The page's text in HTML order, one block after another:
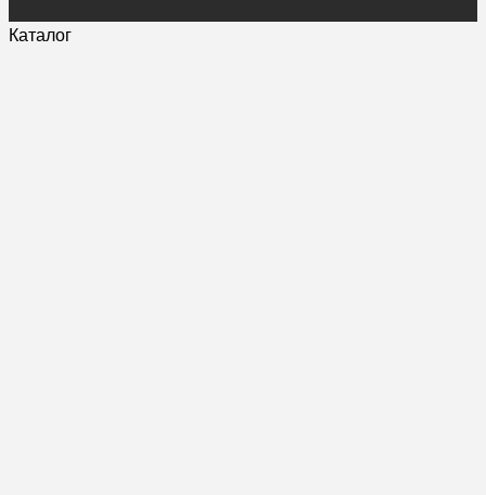
Каталог